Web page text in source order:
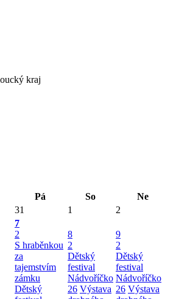
Pá So
Ne
31 1 2
7
2
S hraběnkou
za
tajemstvím
zámku
Dětský
8
2
Dětský
festival
Nádvoříčko
26 Výstava
9
2
Dětský
festival
Nádvoříčko
26 Výstava